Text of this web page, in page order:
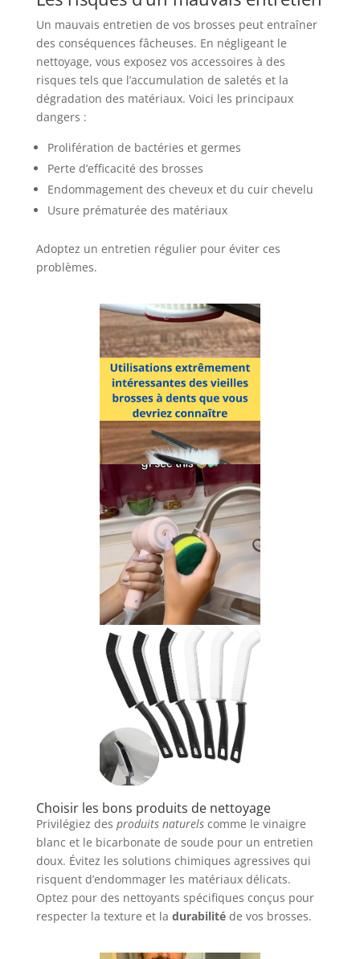
Un mauvais entretien de vos brosses peut entraîner
des conséquences fâcheuses. En négligeant le
nettoyage, vous exposez vos accessoires à des
risques tels que l’accumulation de saletés et la
dégradation des matériaux. Voici les principaux
dangers :
Prolifération de bactéries et germes
Perte d’efficacité des brosses
Endommagement des cheveux et du cuir chevelu
Usure prématurée des matériaux
Adoptez un entretien régulier pour éviter ces
problèmes.
Choisir les bons produits de nettoyage
Privilégiez des produits naturelscomme le vinaigre
blanc et le bicarbonate de soude pour un entretien
doux. Évitez les solutions chimiques agressives qui
risquent d’endommager les matériaux délicats.
Optez pour des nettoyants spécifiques conçus pour
respecter la texture et la durabilitéde vos brosses.